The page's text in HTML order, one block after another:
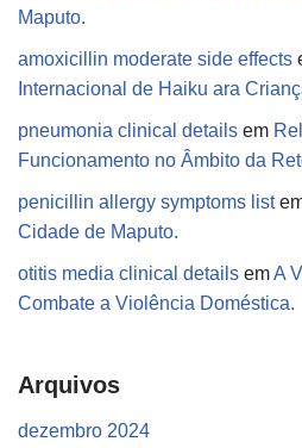
Maputo.
amoxicillin moderate side effects
Internacional de Haiku ara
pneumonia clinical details em
Funcionamento no Âmbito da
penicillin allergy symptoms list
Cidade de Maputo.
otitis media clinical details emA
Combate a Violência Doméstica.
Arquivos
dezembro 2024